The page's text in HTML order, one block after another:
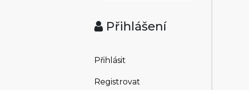
Přihlášení
Přihlásit
Registrovat